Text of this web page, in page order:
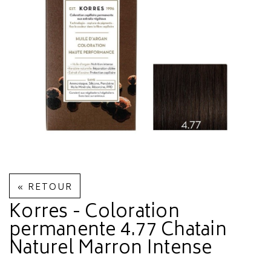
« RETOUR
Korres - Coloration
permanente 4.77 Chatain
Naturel Marron Intense